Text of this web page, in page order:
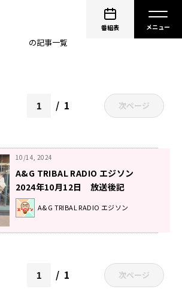
番組表
KOHTA YAMAMOTO
の記事一覧
1 次ページ
10/14, 2024
A&G TRIBAL RADIO エジソン
2024年10月12日 放送後記
A&G TRIBAL RADIO エジソン
1 次ページ